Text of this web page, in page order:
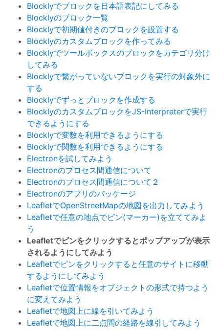
Blocklyでブロックを日本語表記にしてみる
Blocklyのブロック一覧
Blocklyで初期値付きのブロックを設置する
Blocklyのカスタムブロックを作ってみる
Blocklyでツールボックスのブロックをカテゴリ分け
してみる
Blocklyで繋がっていないブロックを実行の対象外に
する
Blocklyでずっとブロックを作成する
BlocklyのカスタムブロックをJS-Interpreterで実行
できるようにする
Blocklyで変数を利用できるようにする
Blocklyで関数を利用できるようにする
Electronを試してみよう
Electronのプロセス間通信について
Electronのプロセス間通信について２
Electronのアプリのパッケージ
LeafletでOpenStreetMapの地図を出力してみよう
Leafletで任意の地点でピン(マーカー)を立ててみよ
う
Leafletでピンをクリックするとポップアップが表示
されるようにしてみよう
Leafletでピンをクリックすると任意のサイトに移動
するようにしてみよう
Leafletで位置情報をオブジェクトの形式で持つよう
に変えてみよう
Leafletで地図上に線を引いてみよう
Leafletで地図上に二点間の経路を線引してみよう